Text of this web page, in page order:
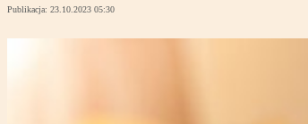
Publikacja: 23.10.2023 05:30